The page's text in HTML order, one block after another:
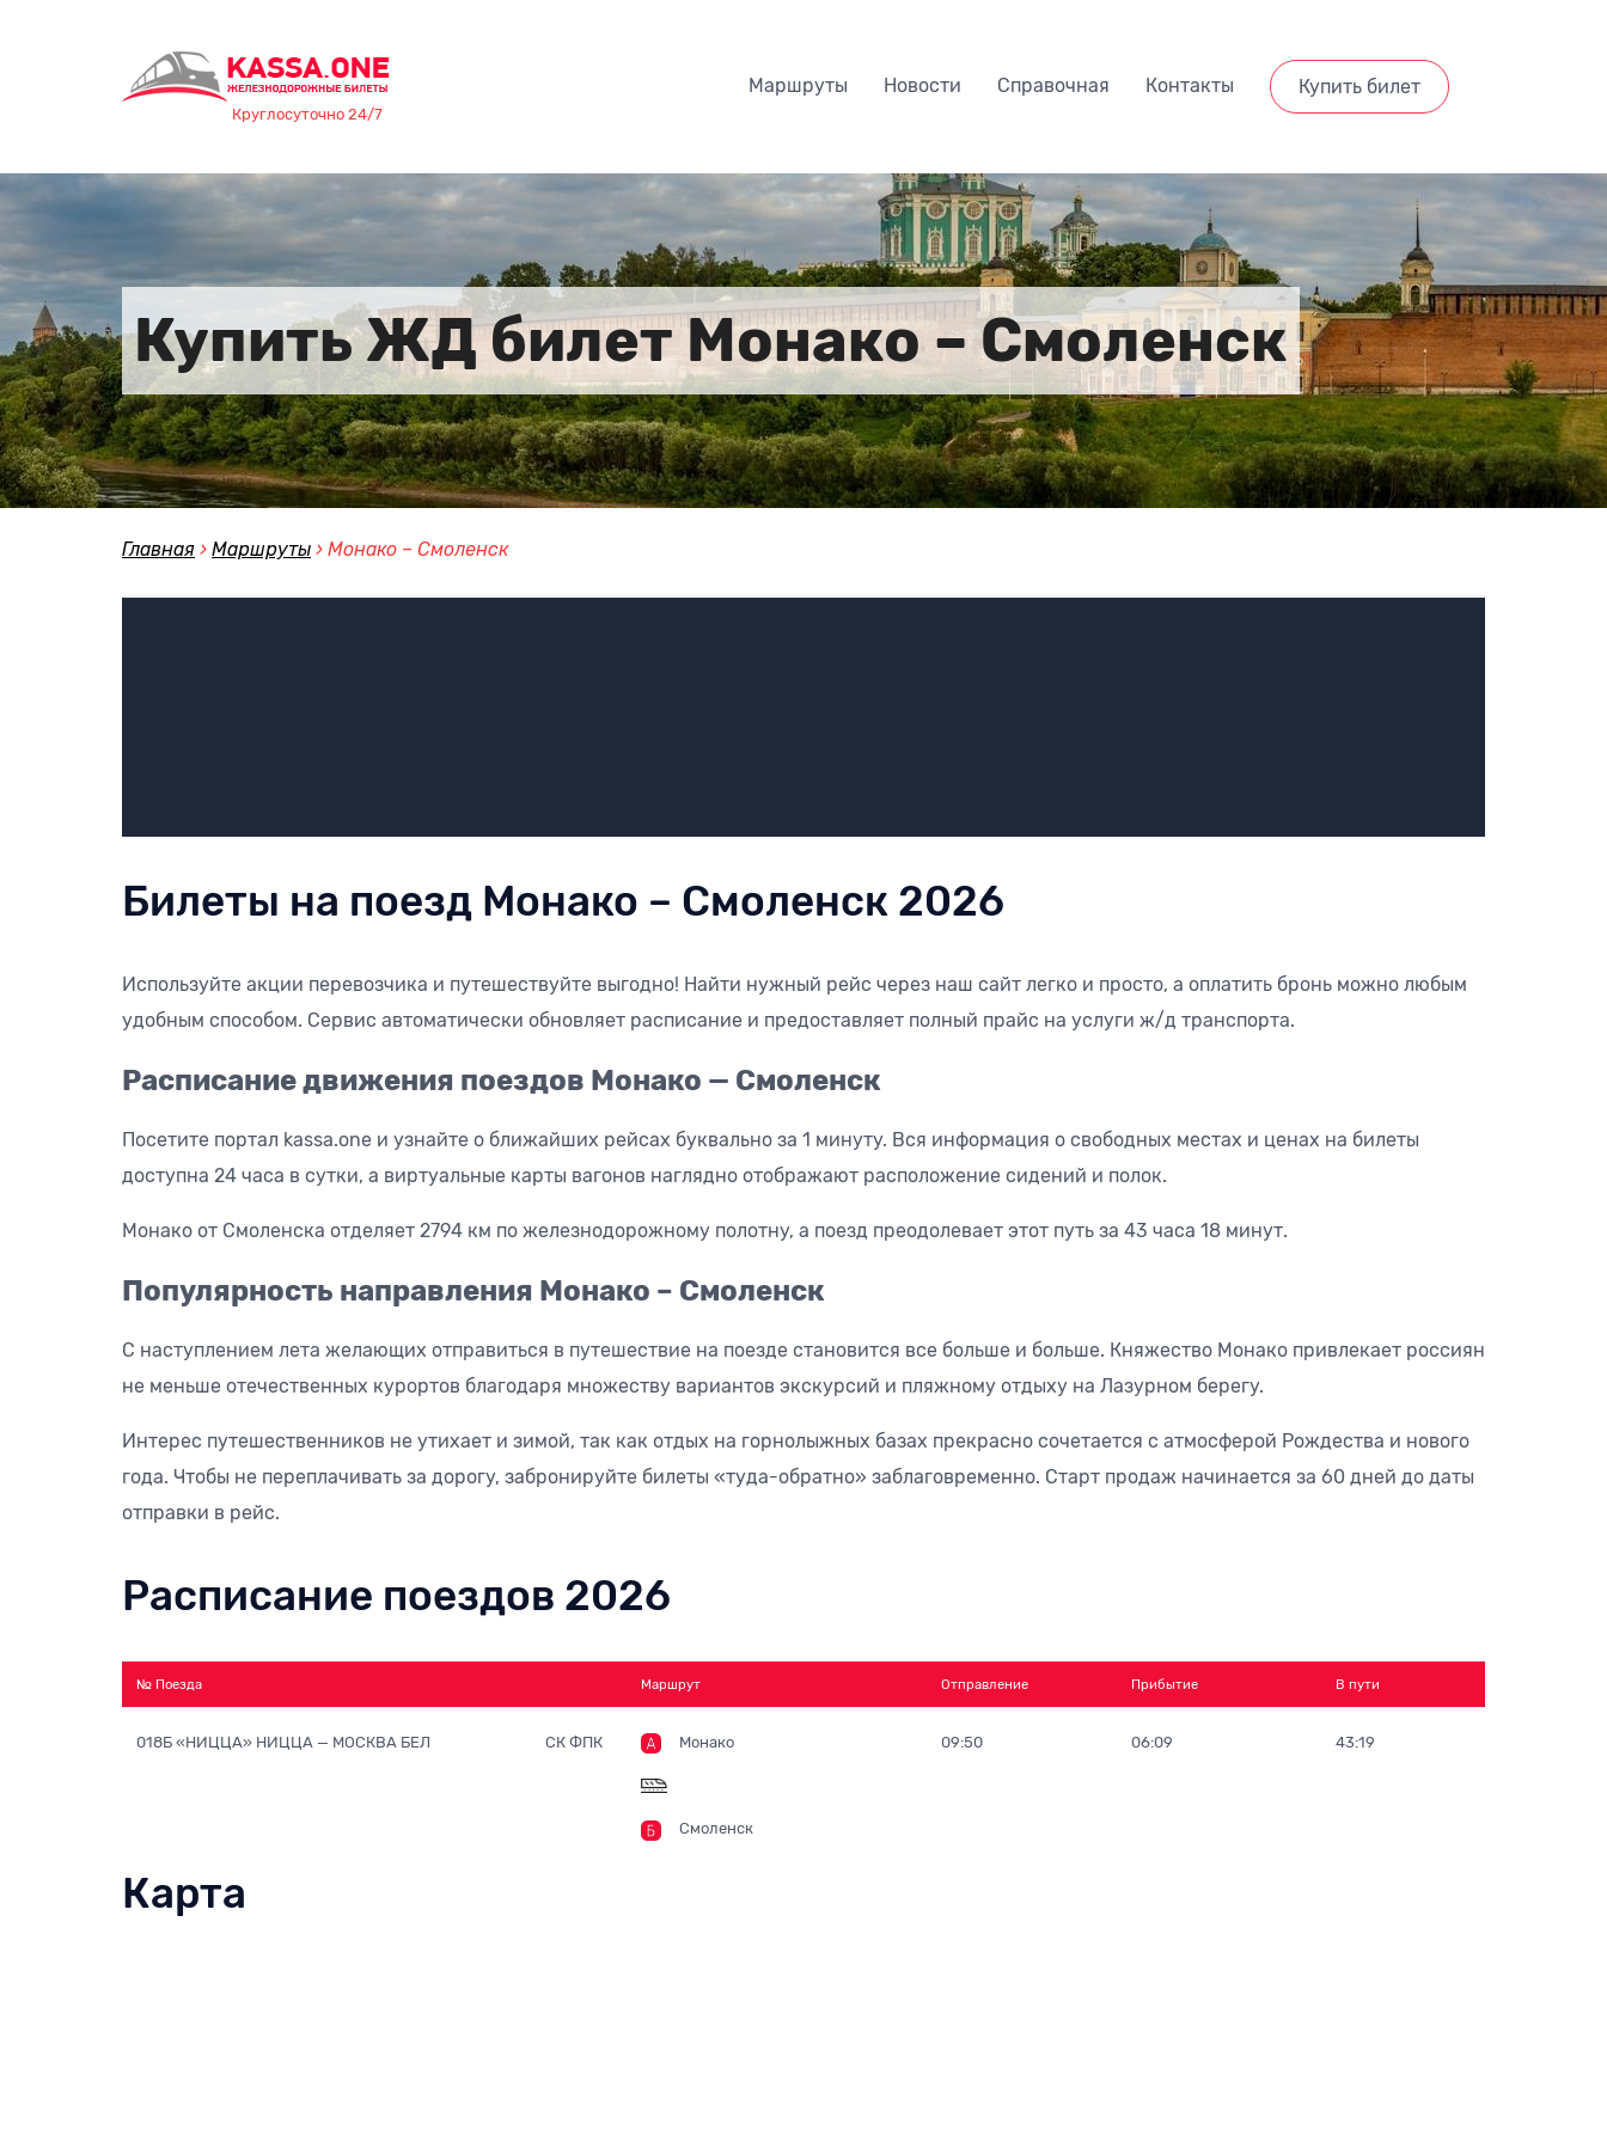
Круглосуточно 24/7
Маршруты Новости Справочная Контакты Купить билет
Купить ЖД билет Монако – Смоленск
Главная › Маршруты › Монако – Смоленск
Билеты на поезд Монако – Смоленск 2026
Используйте акции перевозчика и путешествуйте выгодно! Найти нужный рейс через наш сайт легко и просто, а оплатить бронь можно любым
удобным способом. Сервис автоматически обновляет расписание и предоставляет полный прайс на услуги ж/д транспорта.
Расписание движения поездов Монако — Смоленск
Посетите портал kassa.one и узнайте о ближайших рейсах буквально за 1 минуту. Вся информация о свободных местах и ценах на билеты
доступна 24 часа в сутки, а виртуальные карты вагонов наглядно отображают расположение сидений и полок.
Монако от Смоленска отделяет 2794 км по железнодорожному полотну, а поезд преодолевает этот путь за 43 часа 18 минут.
Популярность направления Монако – Смоленск
С наступлением лета желающих отправиться в путешествие на поезде становится все больше и больше. Княжество Монако привлекает россиян
не меньше отечественных курортов благодаря множеству вариантов экскурсий и пляжному отдыху на Лазурном берегу.
Интерес путешественников не утихает и зимой, так как отдых на горнолыжных базах прекрасно сочетается с атмосферой Рождества и нового
года. Чтобы не переплачивать за дорогу, забронируйте билеты «туда-обратно» заблаговременно. Старт продаж начинается за 60 дней до даты
отправки в рейс.
Расписание поездов 2026
№ Поезда Маршрут Отправление Прибытие В пути
018Б «НИЦЦА» НИЦЦА — МОСКВА БЕЛ СК ФПК Монако
Смоленск
09:50 06:09 43:19
Карта